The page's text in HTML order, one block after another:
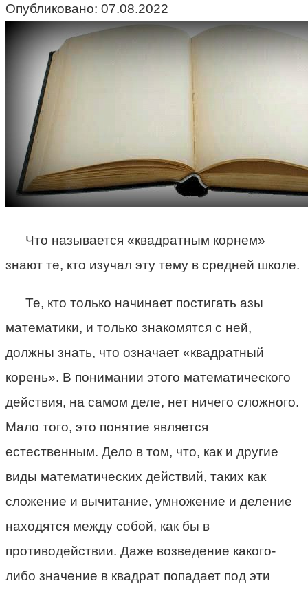
Опубликовано: 07.08.2022
Что называется «квадратным корнем»
знают те, кто изучал эту тему в средней школе.
Те, кто только начинает постигать азы
математики, и только знакомятся с ней,
должны знать, что означает «квадратный
корень». В понимании этого математического
действия, на самом деле, нет ничего сложного.
Мало того, это понятие является
естественным. Дело в том, что, как и другие
виды математических действий, таких как
сложение и вычитание, умножение и деление
находятся между собой, как бы в
противодействии. Даже возведение какого-
либо значение в квадрат попадает под эти